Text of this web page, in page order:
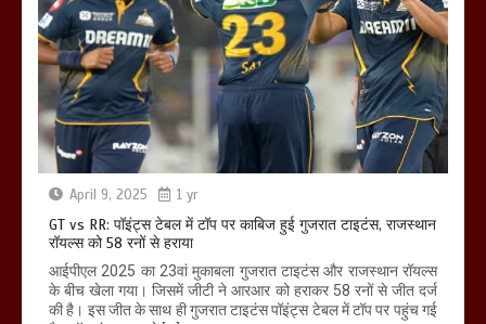
April 9, 2025 1 yr
GT vs RR: पॉइंट्स टेबल में टॉप पर काबिज हुई गुजरात टाइटंस, राजस्थान
रॉयल्स को 58 रनों से हराया
आईपीएल 2025 का 23वां मुकाबला गुजरात टाइटंस और राजस्थान रॉयल्स
के बीच खेला गया। जिसमें जीटी ने आरआर को हराकर 58 रनों से जीत दर्ज
की है। इस जीत के साथ ही गुजरात टाइटंस पॉइंट्स टेबल में टॉप पर पहुंच गई